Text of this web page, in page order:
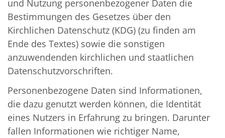
und Nutzung personenbezogener Daten die
Bestimmungen des Gesetzes über den
Kirchlichen Datenschutz (KDG) (zu finden am
Ende des Textes) sowie die sonstigen
anzuwendenden kirchlichen und staatlichen
Datenschutzvorschriften.
Personenbezogene Daten sind Informationen,
die dazu genutzt werden können, die Identität
eines Nutzers in Erfahrung zu bringen. Darunter
fallen Informationen wie richtiger Name,